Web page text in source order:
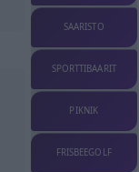
SAARISTO
SPORTTIBAARIT
PIKNIK
FRISBEEGOLF